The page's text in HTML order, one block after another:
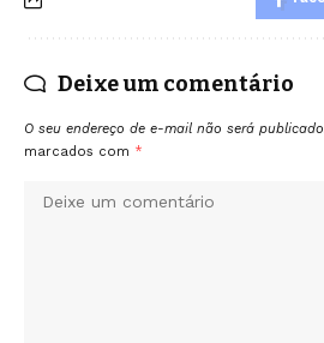
Deixe um comentário
O seu endereço de e-mail não será
marcados com *